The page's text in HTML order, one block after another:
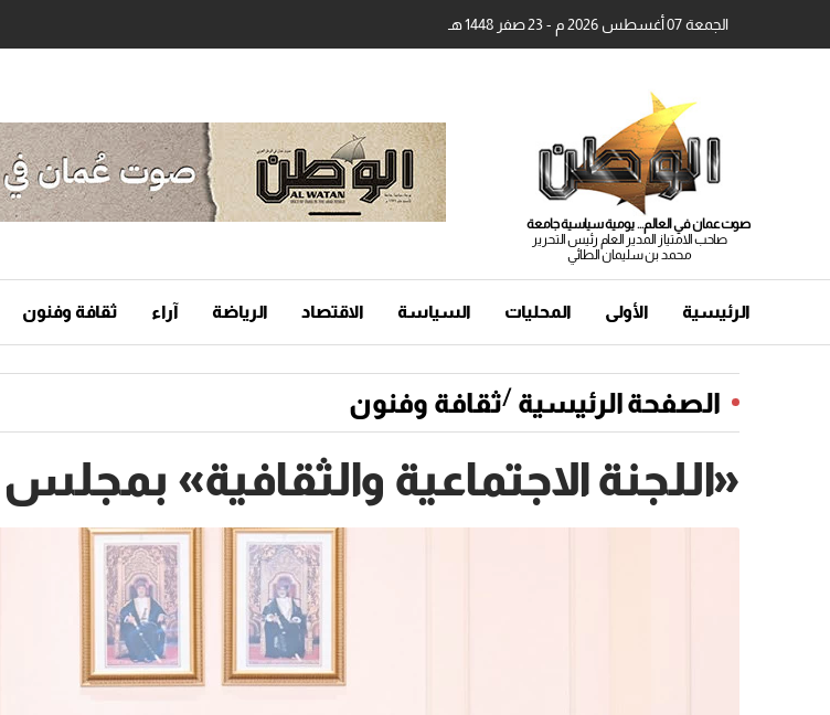
الجمعة 07 أغسطس 2026 م - 23 صفر 1448 هـ
صوت عمان في العالم... يومية سياسية جامعة
صاحب الامتياز المدير العام رئيس التحرير
محمد بن سليمان الطائي
الرئيسية الأولى المحليات السياسة الاقتصاد الرياضة آراء ثقافة وفنون
الصفحة الرئيسية /ثقافة وفنون
«اللجنة الاجتماعية والثقافية»